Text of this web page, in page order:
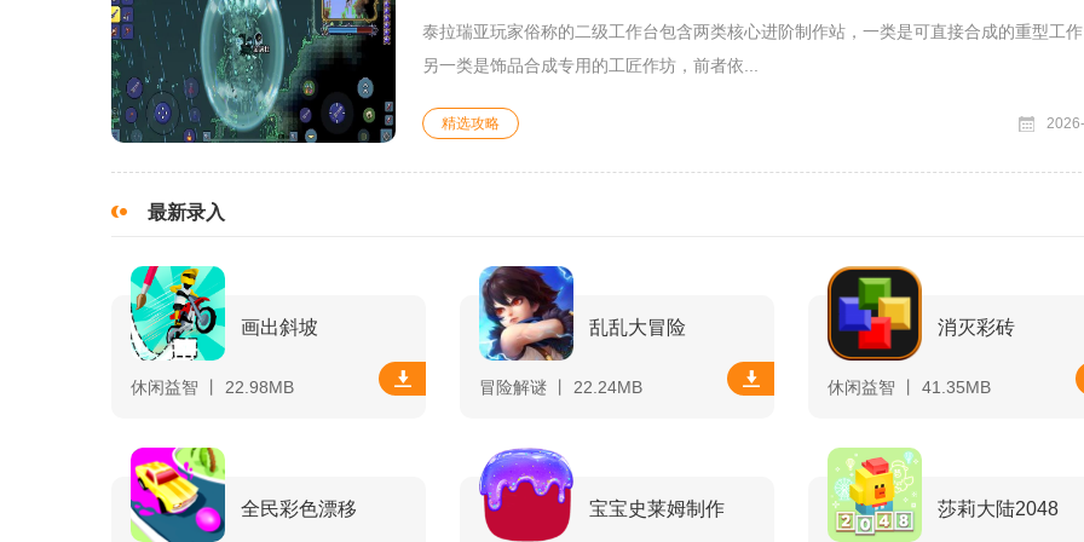
泰拉瑞亚玩家俗称的二级工作台包含两类核心进阶制作站，一类是可直接合成的重型工作
另一类是饰品合成专用的工匠作坊，前者依...
精选攻略
最新录入
画出斜坡
休闲益智 丨 22.98MB
乱乱大冒险
冒险解谜 丨 22.24MB
消灭彩砖
休闲益智 丨 41.35MB
全民彩色漂移 宝宝史莱姆制作 莎莉大陆2048